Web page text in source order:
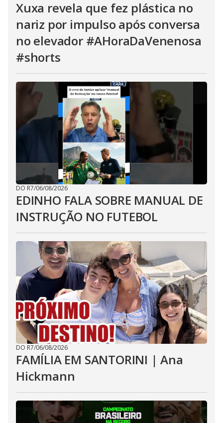
Xuxa revela que fez plástica no
nariz por impulso após conversa
no elevador #AHoraDaVenenosa
#shorts
DO R7/06/08/2026
EDINHO FALA SOBRE MANUAL DE
INSTRUÇÃO NO FUTEBOL
DO R7/06/08/2026
FAMÍLIA EM SANTORINI | Ana
Hickmann